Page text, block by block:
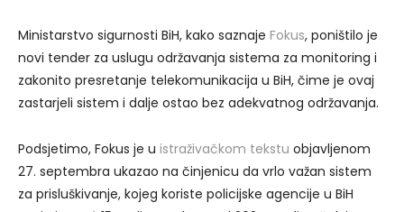
Ministarstvo sigurnosti BiH, kako saznaje Fokus, poništilo je
novi tender za uslugu održavanja sistema za monitoring i
zakonito presretanje telekomunikacija u BiH, čime je ovaj
zastarjeli sistem i dalje ostao bez adekvatnog održavanja.
Podsjetimo, Fokus je u istraživačkom tekstu objavljenom
27. septembra ukazao na činjenicu da vrlo važan sistem
za prisluškivanje, kojeg koriste policijske agencije u BiH